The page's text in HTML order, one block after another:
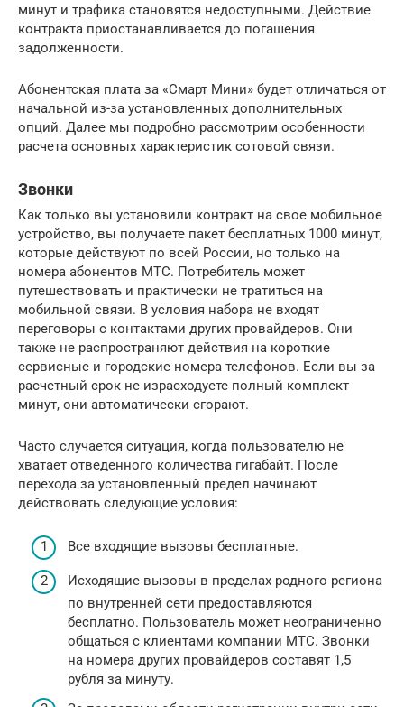
минут и трафика становятся недоступными. Действие
контракта приостанавливается до погашения
задолженности.
Абонентская плата за «Смарт Мини» будет отличаться от
начальной из-за установленных дополнительных
опций. Далее мы подробно рассмотрим особенности
расчета основных характеристик сотовой связи.
Звонки
Как только вы установили контракт на свое мобильное
устройство, вы получаете пакет бесплатных 1000 минут,
которые действуют по всей России, но только на
номера абонентов МТС. Потребитель может
путешествовать и практически не тратиться на
мобильной связи. В условия набора не входят
переговоры с контактами других провайдеров. Они
также не распространяют действия на короткие
сервисные и городские номера телефонов. Если вы за
расчетный срок не израсходуете полный комплект
минут, они автоматически сгорают.
Часто случается ситуация, когда пользователю не
хватает отведенного количества гигабайт. После
перехода за установленный предел начинают
действовать следующие условия:
Все входящие вызовы бесплатные.
Исходящие вызовы в пределах родного региона
по внутренней сети предоставляются
бесплатно. Пользователь может неограниченно
общаться с клиентами компании МТС. Звонки
на номера других провайдеров составят 1,5
рубля за минуту.